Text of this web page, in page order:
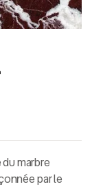
marbre
par le